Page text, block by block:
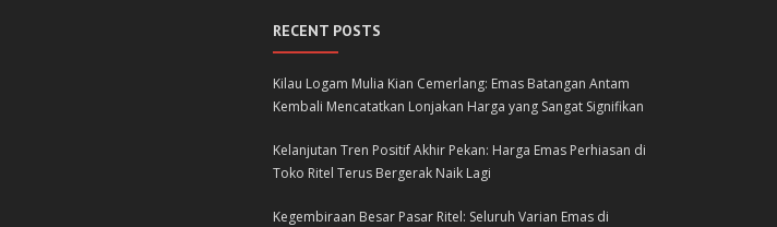
RECENT POSTS
Kilau Logam Mulia Kian Cemerlang: Emas Batangan Antam
Kembali Mencatatkan Lonjakan Harga yang Sangat Signifikan
Kelanjutan Tren Positif Akhir Pekan: Harga Emas Perhiasan di
Toko Ritel Terus Bergerak Naik Lagi
Kegembiraan Besar Pasar Ritel: Seluruh Varian Emas di